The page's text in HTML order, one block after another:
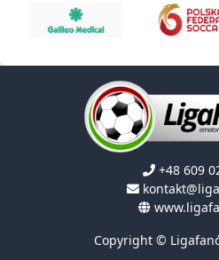
+48 609
Copyright ©